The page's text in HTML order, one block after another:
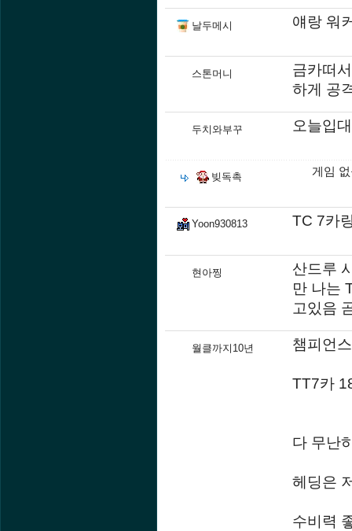
날두메시 얘랑 워
스톤머니
금카떠
하게 공
두치와부꾸 오늘입
빚독촉 게임
Yoon930813 TC 7카
현아찡
산드루
만 나는
고있음
월클까지10년 챔피언
TT7카
다 무난
헤딩은
수비력